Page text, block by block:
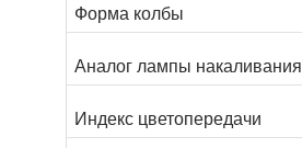
Форма колбы
Аналог лампы накаливания
Индекс цветопередачи